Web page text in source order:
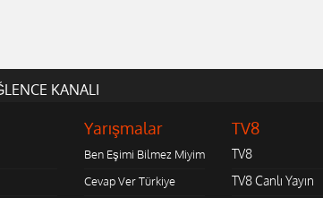
KANALI
Yarışmalar
Ben Eşimi Bilmez Miyim
Cevap Ver Türkiye
TV8
TV8
TV8 Canlı Yayın